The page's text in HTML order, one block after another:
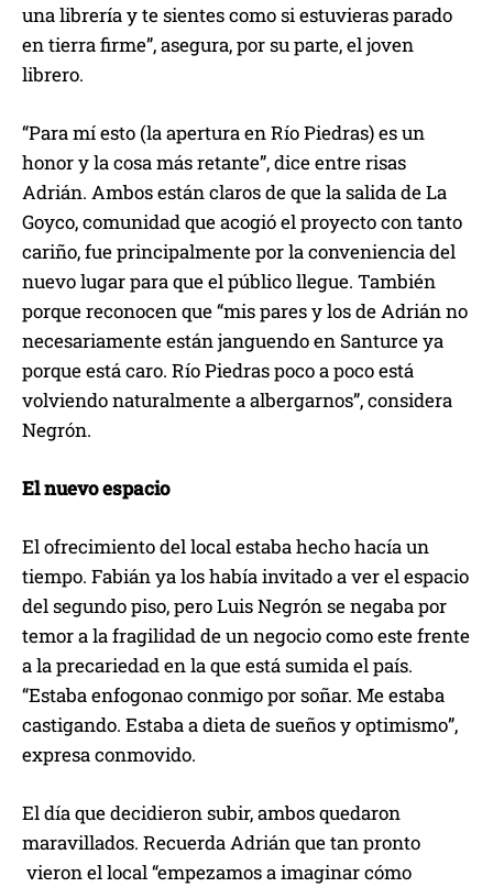
una librería y te sientes como si estuvieras parado
en tierra firme”, asegura, por su parte, el joven
librero.
“Para mí esto (la apertura en Río Piedras) es un
honor y la cosa más retante”, dice entre risas
Adrián. Ambos están claros de que la salida de La
Goyco, comunidad que acogió el proyecto con tanto
cariño, fue principalmente por la conveniencia del
nuevo lugar para que el público llegue. También
porque reconocen que “mis pares y los de Adrián no
necesariamente están janguendo en Santurce ya
porque está caro. Río Piedras poco a poco está
volviendo naturalmente a albergarnos”, considera
Negrón.
El nuevo espacio
El ofrecimiento del local estaba hecho hacía un
tiempo. Fabián ya los había invitado a ver el espacio
del segundo piso, pero Luis Negrón se negaba por
temor a la fragilidad de un negocio como este frente
a la precariedad en la que está sumida el país.
“Estaba enfogonao conmigo por soñar. Me estaba
castigando. Estaba a dieta de sueños y optimismo”,
expresa conmovido.
El día que decidieron subir, ambos quedaron
maravillados. Recuerda Adrián que tan pronto
vieron el local “empezamos a imaginar cómo